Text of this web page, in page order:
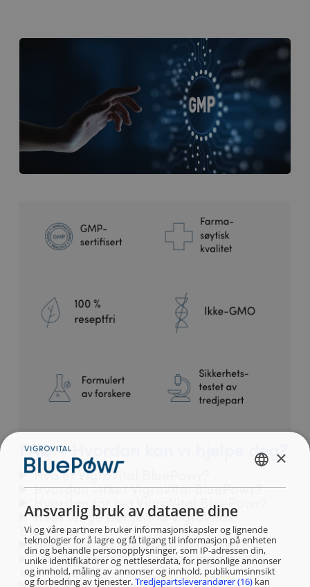
FAQ – Hvordan kan vi hjelpe deg?
Hva er VigroVital BluePowr?
Hvordan virker VigroVital BluePowr?
Hvordan tar jeg VigroVital BluePowr?
Hvor lenge bør jeg ta VigroVital
BluePowr?
Hvem bør ta VigroVital BluePowr?
Kan jeg ta dette sammen med andre
kosttilskudd?
×
Ansvarlig bruk av dataene dine
Vi og våre partnere bruker informasjonskapsler og lignende
teknologier for å lagre og få tilgang til informasjon på enheten
din og behandle personopplysninger, som IP-adressen din,
unike identifikatorer og nettleserdata, for personlige annonser
og innhold, måling av annonser og innhold, publikumsinnsikt
og forbedring av tjenester.Tredjepartsleverandører (16) kan